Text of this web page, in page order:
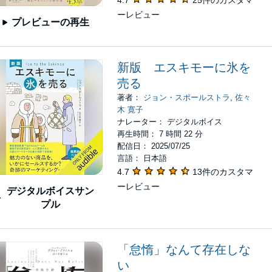
プレビューの再生
ーレビュー
デジタルボイスサン
プル
新版 エスキモーに氷を
売る
著者： ジョン・スポールストラ ,佐々
木 寛子
ナレーター： デジタルボイス
再生時間： 7 時間 22 分
配信日： 2025/07/25
言語： 日本語
4.7
13件のカスタマ
ーレビュー
「怠惰」なんて存在しな
い